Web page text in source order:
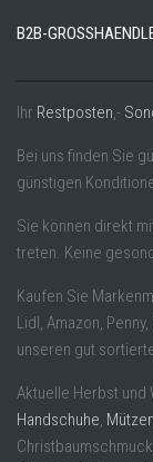
B2B-
Ihr Restposten,-
Bei uns finden Sie
günstigen
Sie können direkt
treten. Keine
Kaufen Sie
Lidl, Amazon,
unseren gut
Aktuelle Herbst und
Handschuhe, Mützen